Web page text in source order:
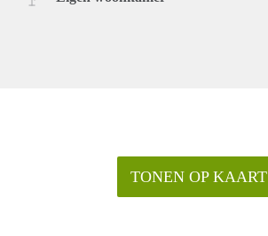
TONEN OP KAART